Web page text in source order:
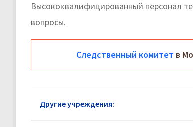
Высококвалифицированный персонал
вопросы.
Следственный комитет в
Другие учреждения: